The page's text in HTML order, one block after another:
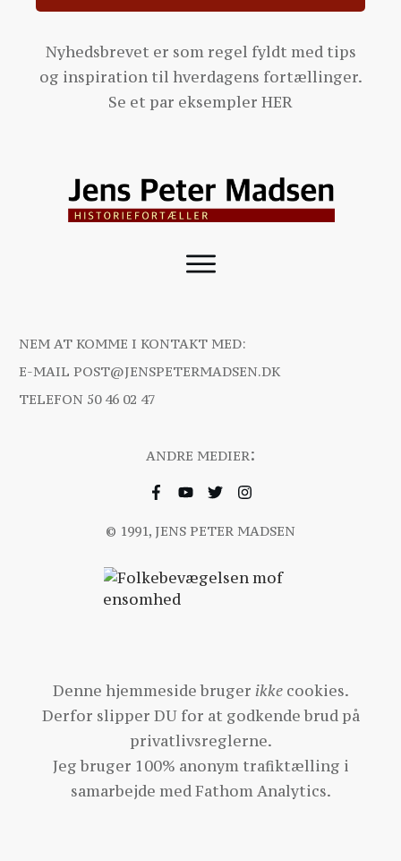
Nyhedsbrevet er som regel fyldt med tips
og inspiration til hverdagens fortællinger.
Se et par eksempler HER
NEM AT KOMME I KONTAKT MED:
E-MAIL POST@JENSPETERMADSEN.DK
TELEFON 50 46 02 47
ANDRE MEDIER:
© 1991, JENS PETER MADSEN
Denne hjemmeside bruger ikkecookies.
Derfor slipper DU for at godkende brud på
privatlivsreglerne.
Jeg bruger 100% anonym trafiktælling i
samarbejde medFathom Analytics.